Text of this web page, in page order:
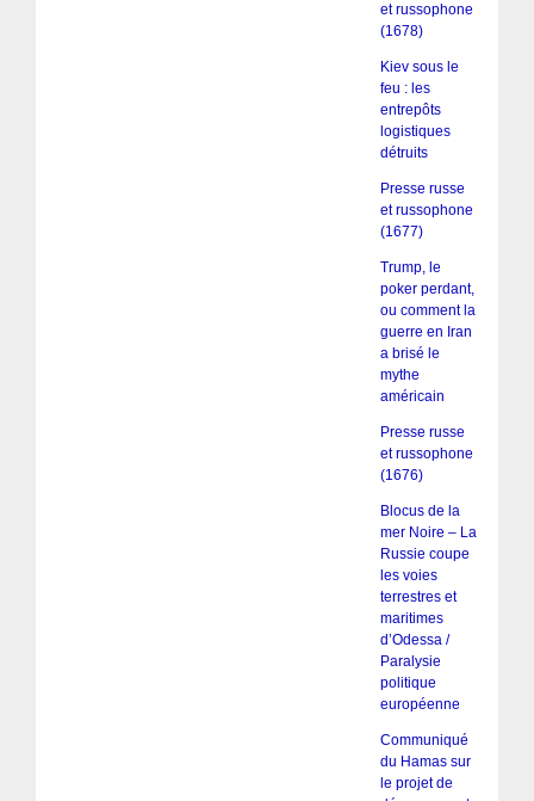
et russophone
(1678)
Kiev sous le
feu : les
entrepôts
logistiques
détruits
Presse russe
et russophone
(1677)
Trump, le
poker perdant,
ou comment la
guerre en Iran
a brisé le
mythe
américain
Presse russe
et russophone
(1676)
Blocus de la
mer Noire – La
Russie coupe
les voies
terrestres et
maritimes
d’Odessa /
Paralysie
politique
européenne
Communiqué
du Hamas sur
le projet de